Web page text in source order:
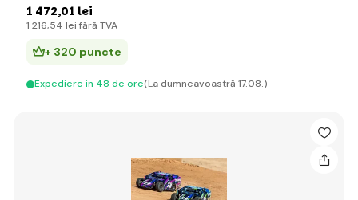
1 472,01 lei
1 216,54 lei fără TVA
+ 320 puncte
Expediere in 48 de ore(La dumneavoastră 17.08.)